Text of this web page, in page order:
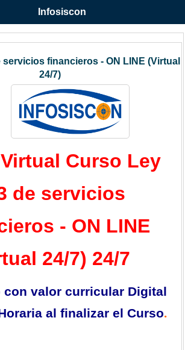
Infosiscon
financieros - ON LINE (Virtual
24/7)
Curso Ley
de servicios
- ON LINE
24/7) 24/7
con valor curricular Digital
al finalizar el Curso.